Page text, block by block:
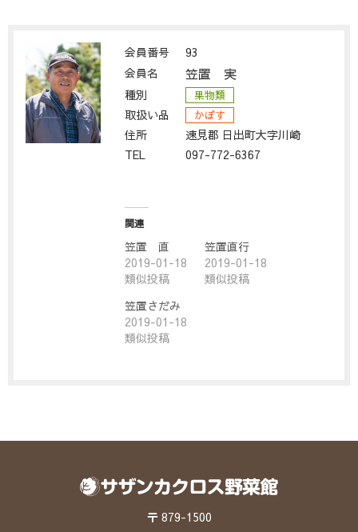
会員番号
93
会員名
笠置 実
種別 果物類
取扱い品 かぼす
住所
速見郡 日出町大字川崎
TEL
097-772-6367
関連
笠置 直
2019-01-18
類似投稿
笠置直行
2019-01-18
類似投稿
笠置さだみ
2019-01-18
類似投稿
〒 879-1500